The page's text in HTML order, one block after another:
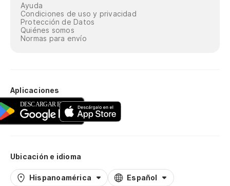
Ayuda
Condiciones de uso y privacidad
Protección de Datos
Quiénes somos
Normas para envío
Aplicaciones
Ubicación e idioma
Hispanoamérica Español